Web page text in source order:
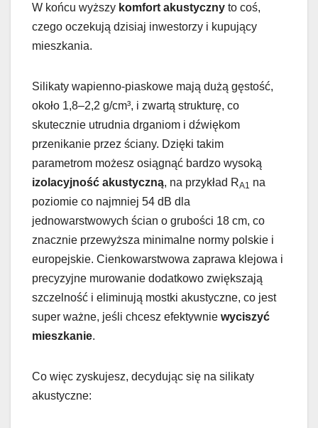
W końcu wyższy komfort akustyczny to coś,
czego oczekują dzisiaj inwestorzy i kupujący
mieszkania.
Silikaty wapienno-piaskowe mają dużą gęstość,
około 1,8–2,2 g/cm³, i zwartą strukturę, co
skutecznie utrudnia drganiom i dźwiękom
przenikanie przez ściany. Dzięki takim
parametrom możesz osiągnąć bardzo wysoką
izolacyjność akustyczną, na przykład RA1 na
poziomie co najmniej 54 dB dla
jednowarstwowych ścian o grubości 18 cm, co
znacznie przewyższa minimalne normy polskie i
europejskie. Cienkowarstwowa zaprawa klejowa i
precyzyjne murowanie dodatkowo zwiększają
szczelność i eliminują mostki akustyczne, co jest
super ważne, jeśli chcesz efektywnie wyciszyć
mieszkanie.
Co więc zyskujesz, decydując się na silikaty
akustyczne: